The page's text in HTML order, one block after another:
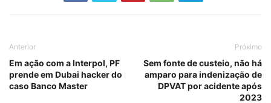
Anterior
Em ação com a Interpol, PF
prende em Dubai hacker do
caso Banco Master
Próximo
Sem fonte de custeio, não há
amparo para indenização de
DPVAT por acidente após
2023